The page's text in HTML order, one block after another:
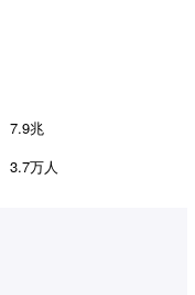
7.9兆
3.7万人